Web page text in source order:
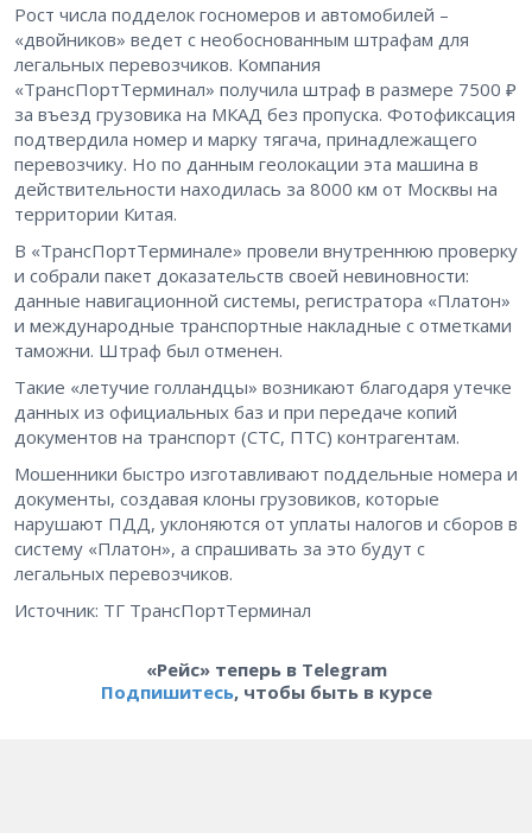
Рост числа подделок госномеров и автомобилей –
«двойников» ведет с необоснованным штрафам для
легальных перевозчиков. Компания
«ТрансПортТерминал» получила штраф в размере 7500 ₽
за въезд грузовика на МКАД без пропуска. Фотофиксация
подтвердила номер и марку тягача, принадлежащего
перевозчику. Но по данным геолокации эта машина в
действительности находилась за 8000 км от Москвы на
территории Китая.
В «ТрансПортТерминале» провели внутреннюю проверку
и собрали пакет доказательств своей невиновности:
данные навигационной системы, регистратора «Платон»
и международные транспортные накладные с отметками
таможни. Штраф был отменен.
Такие «летучие голландцы» возникают благодаря утечке
данных из официальных баз и при передаче копий
документов на транспорт (СТС, ПТС) контрагентам.
Мошенники быстро изготавливают поддельные номера и
документы, создавая клоны грузовиков, которые
нарушают ПДД, уклоняются от уплаты налогов и сборов в
систему «Платон», а спрашивать за это будут с
легальных перевозчиков.
Источник: ТГ ТрансПортТерминал
«Рейс» теперь в Telegram
Подпишитесь, чтобы быть в курсе